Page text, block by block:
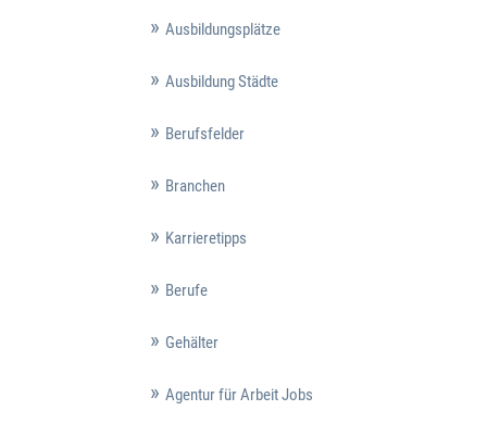
Ausbildungsplätze
Ausbildung Städte
Berufsfelder
Branchen
Karrieretipps
Berufe
Gehälter
Agentur für Arbeit Jobs